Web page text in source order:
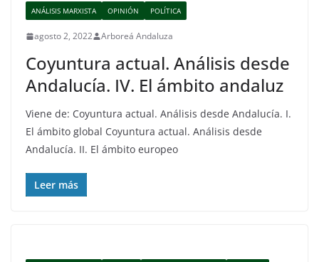
ANÁLISIS MARXISTA OPINIÓN POLÍTICA
agosto 2, 2022 Arboreá Andaluza
Coyuntura actual. Análisis desde
Andalucía. IV. El ámbito andaluz
Viene de: Coyuntura actual. Análisis desde Andalucía. I.
El ámbito global Coyuntura actual. Análisis desde
Andalucía. II. El ámbito europeo
Leer más